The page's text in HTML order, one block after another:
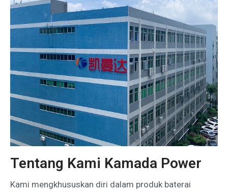
Tentang Kami Kamada Power
Kami mengkhususkan diri dalam produk baterai